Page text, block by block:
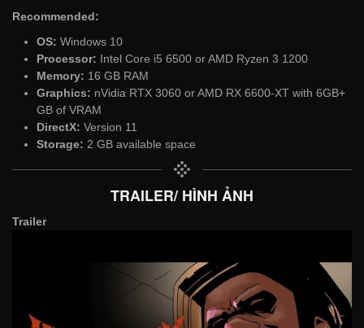
Recommended:
OS: Windows 10
Processor: Intel Core i5 6500 or AMD Ryzen 3 1200
Memory: 16 GB RAM
Graphics: nVidia RTX 3060 or AMD RX 6600-XT with 6GB+
GB of VRAM
DirectX: Version 11
Storage: 2 GB available space
TRAILER/ HÌNH ẢNH
Trailer